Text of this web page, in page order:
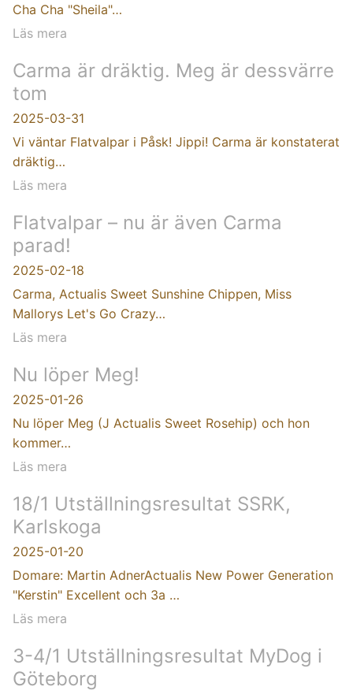
Cha Cha "Sheila"…
Läs mera
Carma är dräktig. Meg är dessvärre
tom
2025-03-31
Vi väntar Flatvalpar i Påsk! Jippi! Carma är konstaterat
dräktig…
Läs mera
Flatvalpar – nu är även Carma
parad!
2025-02-18
Carma, Actualis Sweet Sunshine Chippen, Miss
Mallorys Let's Go Crazy…
Läs mera
Nu löper Meg!
2025-01-26
Nu löper Meg (J Actualis Sweet Rosehip) och hon
kommer…
Läs mera
18/1 Utställningsresultat SSRK,
Karlskoga
2025-01-20
Domare: Martin AdnerActualis New Power Generation
"Kerstin" Excellent och 3a …
Läs mera
3-4/1 Utställningsresultat MyDog i
Göteborg